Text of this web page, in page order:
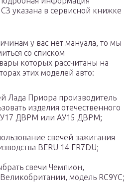
указана в сервисной книжке
у вас нет мануала, то мы
со списком
которых рассчитаны на
этих моделей авто:
Лада Приора производитель
изделия отечественного
ДВРМ или АУ15 ДВРМ;
свечей зажигания
BERU 14 FR7DU;
свечи Чемпион,
модель RC9YC;